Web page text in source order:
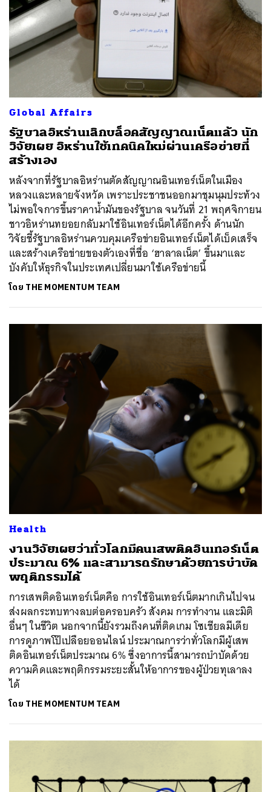
Global Affairs
รัฐบาลอิหร่านเลิกบล็อคสัญญาณเน็ตแล้ว นัก
วิจัยเผย อิหร่านใช้เทคนิคใหม่ผ่านเครือข่ายที่
สร้างเอง
หลังจากที่รัฐบาลอิหร่านตัดสัญญาณอินเทอร์เน็ตในเมือง
หลวงและหลายจังหวัด เพราะประชาชนออกมาชุมนุมประท้วง
ไม่พอใจการขึ้นราคาน้ำมันของรัฐบาล จนวันที่ 21 พฤศจิกายน
ชาวอิหร่านทยอยกลับมาใช้อินเทอร์เน็ตได้อีกครั้ง ด้านนัก
วิจัยชี้รัฐบาลอิหร่านควบคุมเครือข่ายอินเทอร์เน็ตได้เบ็ดเสร็จ
และสร้างเครือข่ายของตัวเองที่ชื่อ ‘ฮาลาลเน็ต’ ขึ้นมาและ
บังคับให้ธุรกิจในประเทศเปลี่ยนมาใช้เครือข่ายนี้
โดย THE MOMENTUM TEAM
Health
งานวิจัยเผยว่าทั่วโลกมีคนเสพติดอินเทอร์เน็ต
ประมาณ 6% และสามารถรักษาด้วยการบำบัด
พฤติกรรมได้
การเสพติดอินเทอร์เน็ตคือ การใช้อินเทอร์เน็ตมากเกินไปจน
ส่งผลกระทบทางลบต่อครอบครัว สังคม การทำงาน และมิติ
อื่นๆ ในชีวิต นอกจากนี้ยังรวมถึงคนที่ติดเกม โซเชียลมีเดีย
การดูภาพโป๊เปลือยออนไลน์ ประมาณการว่าทั่วโลกมีผู้เสพ
ติดอินเทอร์เน็ตประมาณ 6% ซึ่งอาการนี้สามารถบำบัดด้วย
ความคิดและพฤติกรรมระยะสั้นให้อาการของผู้ป่วยทุเลาลง
ได้
โดย THE MOMENTUM TEAM